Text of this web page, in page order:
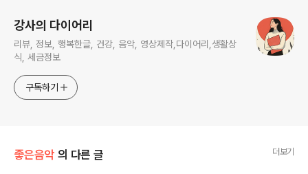
강사의 다이어리
리뷰, 정보, 행복한글, 건강, 음악, 영상제작,다이어리,생활상
식, 세금정보
구독하기
좋은음악 의 다른 글 더보기